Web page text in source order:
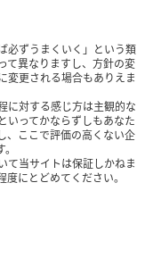
必ずうまくいく」という類
て異なりますし、方針の変
変更される場合もありえま
に対する感じ方は主観的な
いってかならずしもあなた
、ここで評価の高くない企
て当サイトは保証しかねま
にとどめてください。